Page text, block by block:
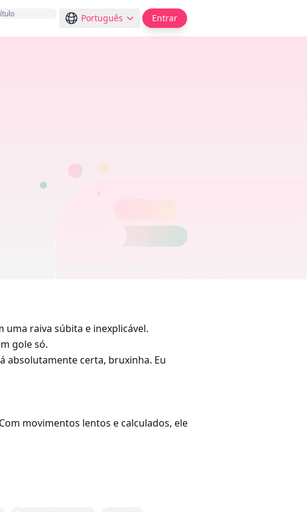
Português Entrar
raiva súbita e inexplicável.
gole só.
absolutamente certa, bruxinha. Eu
movimentos lentos e calculados, ele